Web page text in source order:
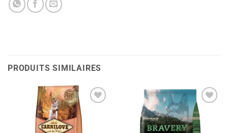
PRODUITS SIMILAIRES
à la liste
Ajouter
à la liste
de